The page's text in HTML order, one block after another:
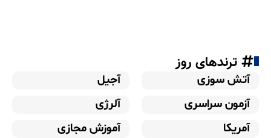
ترندهای روز
آتش سوزی
آجیل
آزمون سراسری
آلرژی
آمریکا
آموزش مجازی